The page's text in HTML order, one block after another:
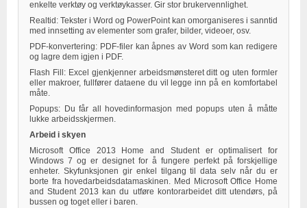
enkelte verktøy og verktøykasser. Gir stor brukervennlighet.
Realtid: Tekster i Word og PowerPoint kan omorganiseres i sanntid
med innsetting av elementer som grafer, bilder, videoer, osv.
PDF-konvertering: PDF-filer kan åpnes av Word som kan redigere
og lagre dem igjen i PDF.
Flash Fill: Excel gjenkjenner arbeidsmønsteret ditt og uten formler
eller makroer, fullfører dataene du vil legge inn på en komfortabel
måte.
Popups: Du får all hovedinformasjon med popups uten å måtte
lukke arbeidsskjermen.
Arbeid i skyen
Microsoft Office 2013 Home and Student er optimalisert for
Windows 7 og er designet for å fungere perfekt på forskjellige
enheter. Skyfunksjonen gir enkel tilgang til data selv når du er
borte fra hovedarbeidsdatamaskinen. Med Microsoft Office Home
and Student 2013 kan du utføre kontorarbeidet ditt utendørs, på
bussen og toget eller i baren.